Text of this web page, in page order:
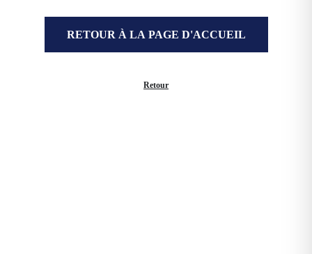
RETOUR À LA PAGE D'ACCUEIL
Retour